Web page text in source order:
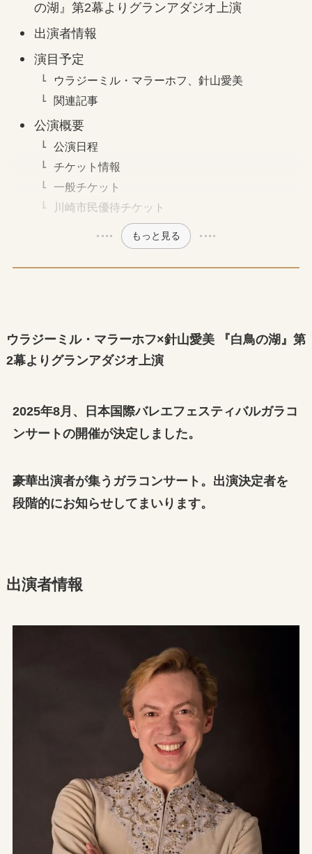
の湖』第2幕よりグランアダジオ上演
出演者情報
演目予定
ウラジーミル・マラーホフ、針山愛美
関連記事
公演概要
公演日程
チケット情報
一般チケット
川崎市民優待チケット
もっと見る
ウラジーミル・マラーホフ×針山愛美 『白鳥の湖』第
2幕よりグランアダジオ上演
2025年8月、日本国際バレエフェスティバルガラコ
ンサートの開催が決定しました。
豪華出演者が集うガラコンサート。出演決定者を
段階的にお知らせしてまいります。
出演者情報